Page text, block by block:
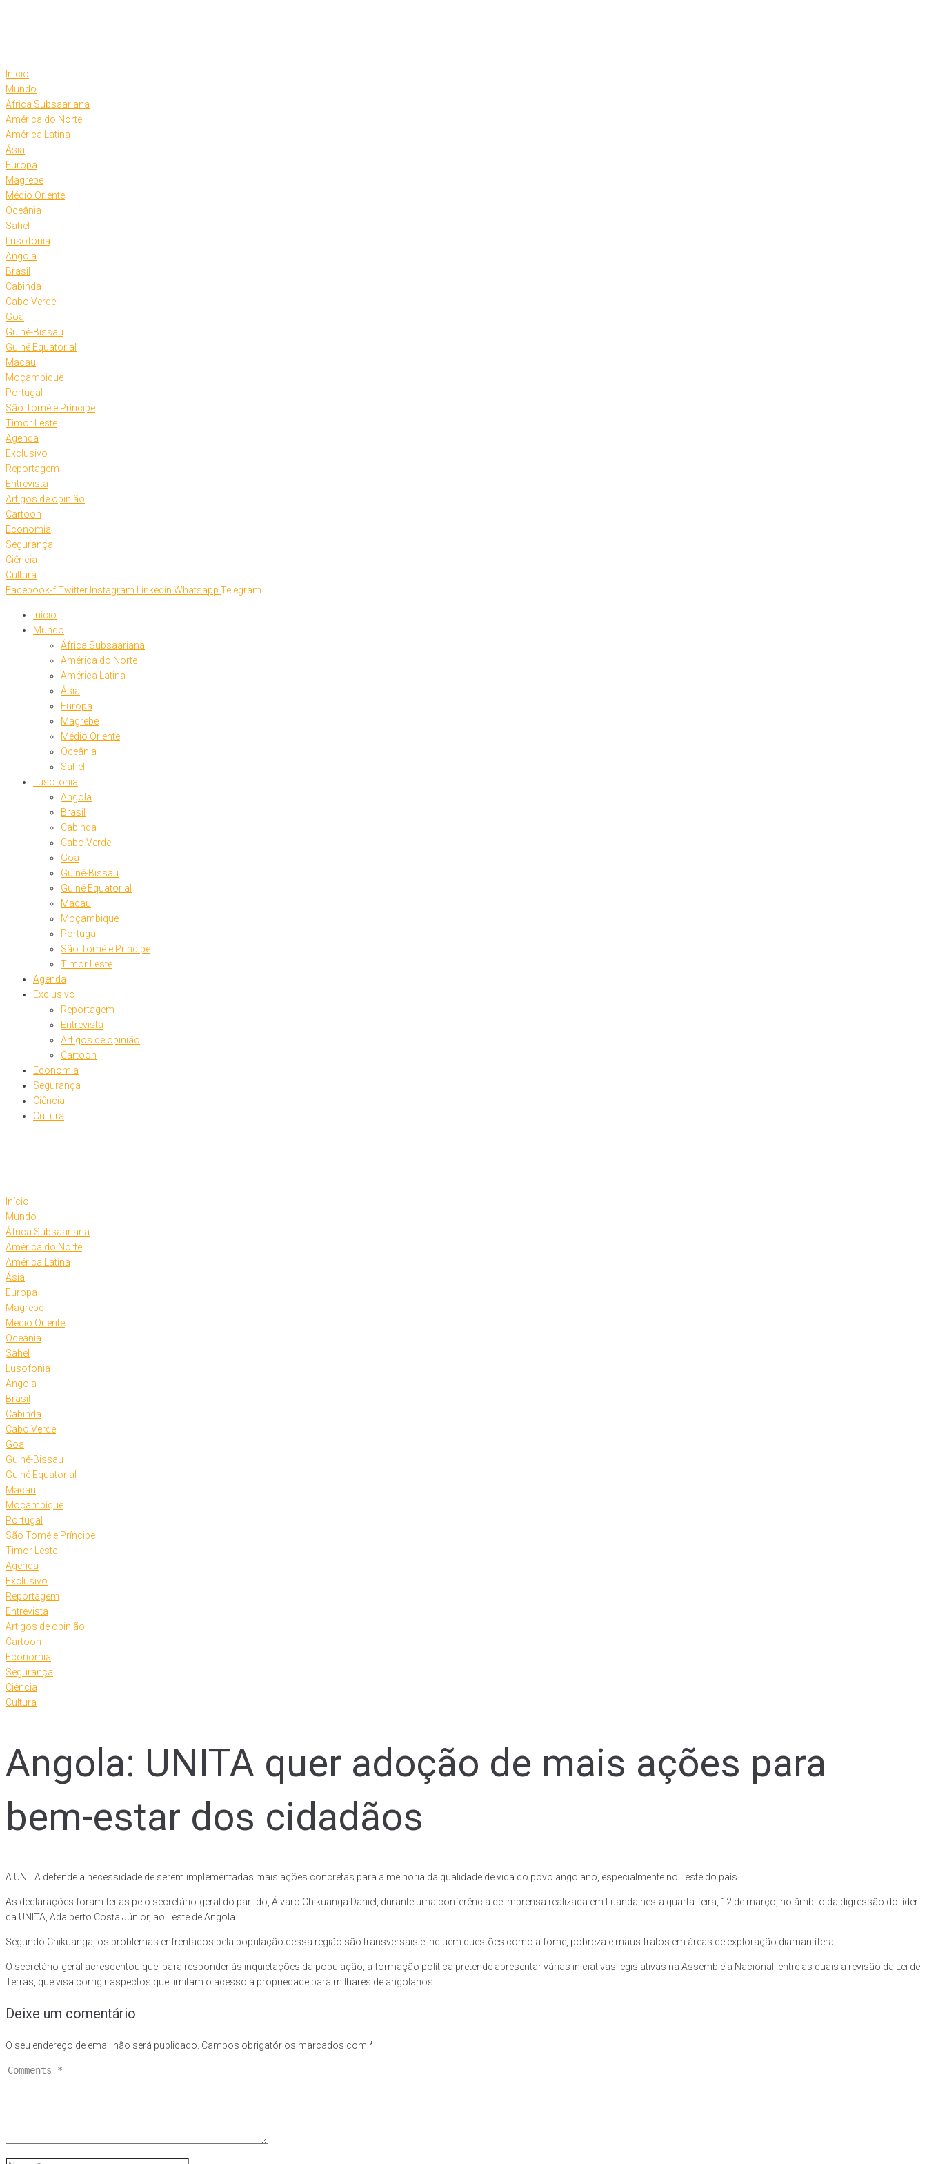
Início
Mundo
África Subsaariana
América do Norte
América Latina
Ásia
Europa
Magrebe
Médio Oriente
Oceânia
Sahel
Lusofonia
Angola
Brasil
Cabinda
Cabo Verde
Goa
Guiné-Bissau
Guiné Equatorial
Macau
Moçambique
Portugal
São Tomé e Príncipe
Timor Leste
Agenda
Exclusivo
Reportagem
Entrevista
Artigos de opinião
Cartoon
Economia
Segurança
Ciência
Cultura
Facebook-fTwitter Instagram Linkedin Whatsapp Telegram
Início
Mundo
África Subsaariana
América do Norte
América Latina
Ásia
Europa
Magrebe
Médio Oriente
Oceânia
Sahel
Lusofonia
Angola
Brasil
Cabinda
Cabo Verde
Goa
Guiné-Bissau
Guiné Equatorial
Macau
Moçambique
Portugal
São Tomé e Príncipe
Timor Leste
Agenda
Exclusivo
Reportagem
Entrevista
Artigos de opinião
Cartoon
Economia
Segurança
Ciência
Cultura
Início
Mundo
África Subsaariana
América do Norte
América Latina
Ásia
Europa
Magrebe
Médio Oriente
Oceânia
Sahel
Lusofonia
Angola
Brasil
Cabinda
Cabo Verde
Goa
Guiné-Bissau
Guiné Equatorial
Macau
Moçambique
Portugal
São Tomé e Príncipe
Timor Leste
Agenda
Exclusivo
Reportagem
Entrevista
Artigos de opinião
Cartoon
Economia
Segurança
Ciência
Cultura
Angola: UNITA quer adoção de mais ações para
bem-estar dos cidadãos
A UNITA defende a necessidade de serem implementadas mais ações concretas para a melhoria da qualidade de vida do povo angolano, especialmente no Leste do país.
As declarações foram feitas pelo secretário-geral do partido, Álvaro Chikuanga Daniel, durante uma conferência de imprensa realizada em Luanda nesta quarta-feira, 12 de março, no âmbito da digressão do líder
da UNITA, Adalberto Costa Júnior, ao Leste de Angola.
Segundo Chikuanga, os problemas enfrentados pela população dessa região são transversais e incluem questões como a fome, pobreza e maus-tratos em áreas de exploração diamantífera.
O secretário-geral acrescentou que, para responder às inquietações da população, a formação política pretende apresentar várias iniciativas legislativas na Assembleia Nacional, entre as quais a revisão da Lei de
Terras, que visa corrigir aspectos que limitam o acesso à propriedade para milhares de angolanos.
Deixe um comentário
O seu endereço de email não será publicado. Campos obrigatórios marcados com *